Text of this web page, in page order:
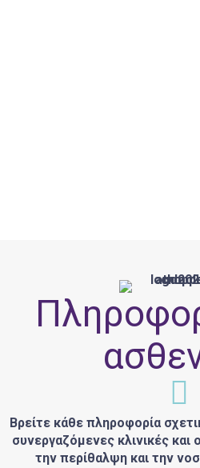
Βρείτε κάθε πληροφορία
συνεργαζόμενες κλινικές και
την περίθαλψη και την